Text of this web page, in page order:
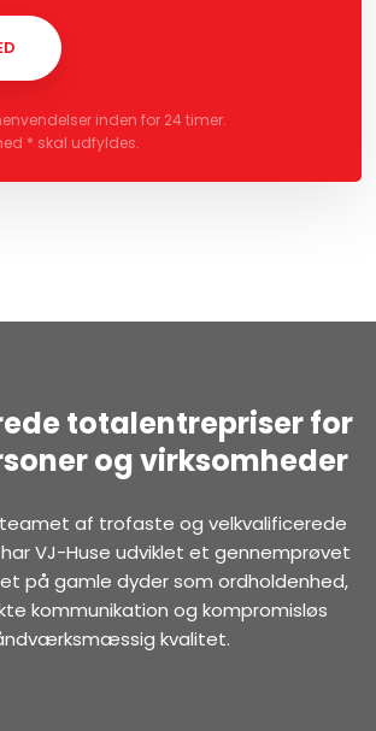
inden for 24 timer.
* skal udfyldes.​
totalentrepriser for
og virksomheder
af trofaste og velkvalificerede
VJ-Huse udviklet et gennemprøvet
på gamle dyder som ordholdenhed,
kommunikation og kompromisløs
kvalitet.